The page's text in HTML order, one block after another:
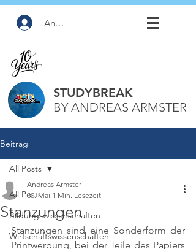
Anmelden
STUDYBREAK
BY ANDREAS ARMSTER
Beitrag
All Posts
Bildungswissenschaften
Wirtschaftswissenschaften
All Posts
Stanzungen
Andreas Armster
30. Mai 1 Min. Lesezeit
Stanzungen sind eine Sonderform der
Printwerbung, bei der Teile des Papiers